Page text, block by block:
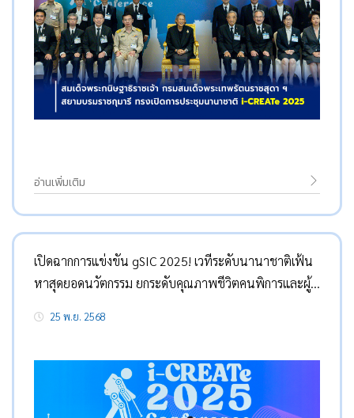
อ่านเพิ่มเติม
เปิดฉากการแข่งขัน gSIC 2025! เวทีระดับนานาชาติเฟ้น
หาสุดยอดนวัตกรรม ยกระดับคุณภาพชีวิตคนพิการและผู้
25 พ.ย. 2568